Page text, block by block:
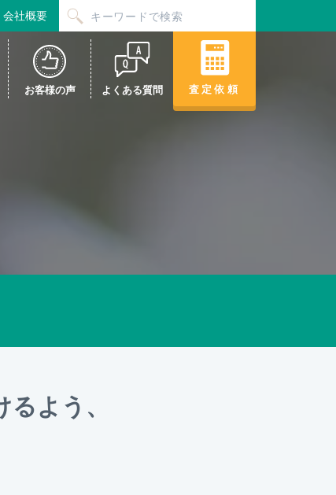
会社概要
お客様の声 よくある質問 査定依頼
よう、